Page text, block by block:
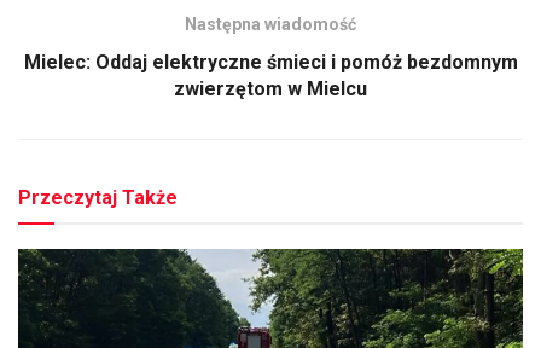
Następna wiadomość
Mielec: Oddaj elektryczne śmieci i pomóż bezdomnym
zwierzętom w Mielcu
Przeczytaj Także